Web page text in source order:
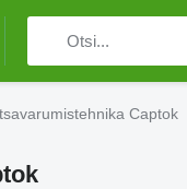
Captok